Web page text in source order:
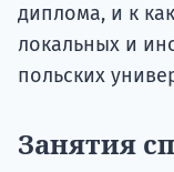
диплома, и к
локальных и
польских
Занятия